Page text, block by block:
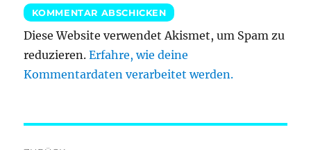
Diese Website verwendet Akismet, um Spam zu
reduzieren.Erfahre, wie deine
Kommentardaten verarbeitet werden.